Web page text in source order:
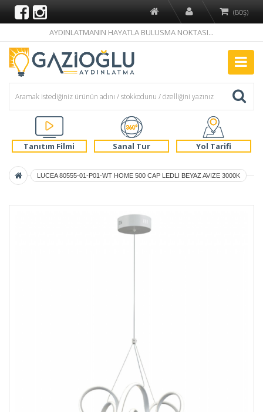
(BOŞ)
AYDINLATMANIN HAYATLA BULUSMA NOKTASI...
Tanıtım Filmi Sanal Tur Yol Tarifi
LUCEA 80555-01-P01-WT HOME 500 CAP LEDLI BEYAZ AVIZE 3000K